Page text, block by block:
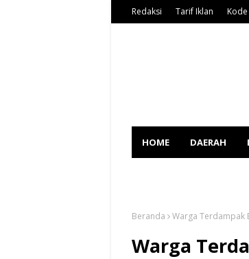
Redaksi Tarif Iklan Kode
HOME DAERAH
Beranda Warga Terdampak
Warga